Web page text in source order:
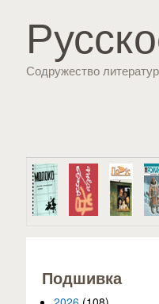
Содружество
Подшивка